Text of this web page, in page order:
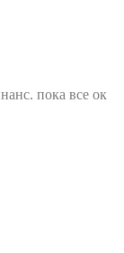
пока все ок